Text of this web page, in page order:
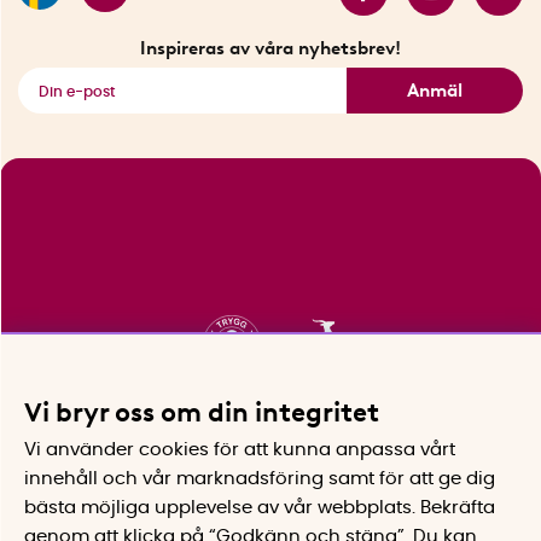
Inspireras av våra nyhetsbrev!
Anmäl
Vi bryr oss om din integritet
Vi använder cookies för att kunna anpassa vårt
innehåll och vår marknadsföring samt för att ge dig
bästa möjliga upplevelse av vår webbplats.
Bekräfta
genom att klicka på “Godkänn och stäng”. Du kan